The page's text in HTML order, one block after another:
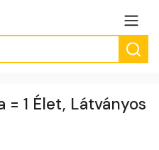
= 1 Élet, Látványos